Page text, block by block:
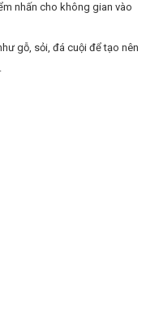
nhấn cho không gian vào
gỗ, sỏi, đá cuội để tạo nên